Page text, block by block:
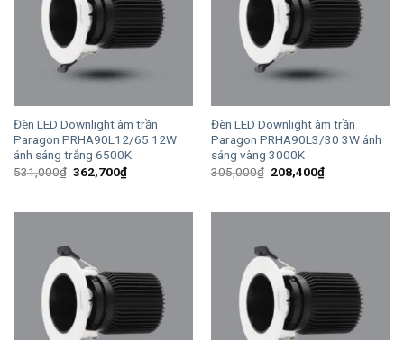
Đèn LED Downlight âm trần
Paragon PRHA90L12/65 12W
ánh sáng trắng 6500K
531,000₫ Giá
362,700₫Giá
hiện
Đèn LED Downlight âm trần
Paragon PRHA90L3/30 3W ánh
sáng vàng 3000K
305,000₫ Giá
208,400₫Giá
hiện